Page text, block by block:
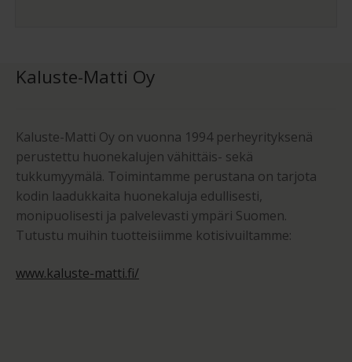
Kaluste-Matti Oy
Kaluste-Matti Oy on vuonna 1994 perheyrityksenä
perustettu huonekalujen vähittäis- sekä
tukkumyymälä. Toimintamme perustana on tarjota
kodin laadukkaita huonekaluja edullisesti,
monipuolisesti ja palvelevasti ympäri Suomen.
Tutustu muihin tuotteisiimme kotisivuiltamme:
www.kaluste-matti.fi/